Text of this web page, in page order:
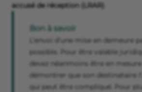
accusé de réception (LRAR)
Bon à savoir
L’envoi d’une mise en demeure
possible. Pour être valable
devez néanmoins être en
démontrer que son destinataire
qui peut être compliqué. Pour